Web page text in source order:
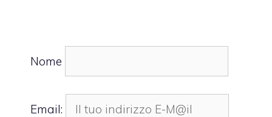
Nome
Email: